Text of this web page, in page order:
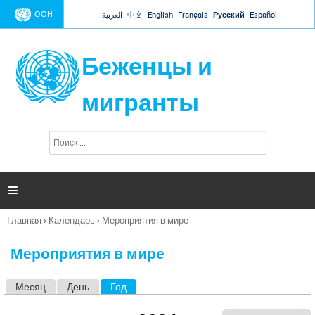
Jump to navigation
ООН العربية 中文 English Français Русский Español
Беженцы и
мигранты
п
и

Вы
Главная › Календарь › Мероприятия в мире
Мероприятия в мире
Месяц День Год